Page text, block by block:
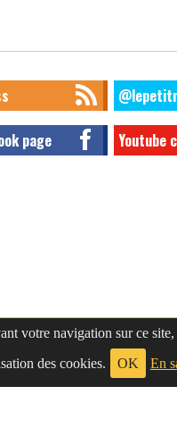
votre navigation sur ce
des cookies.
OK En
page Youtube